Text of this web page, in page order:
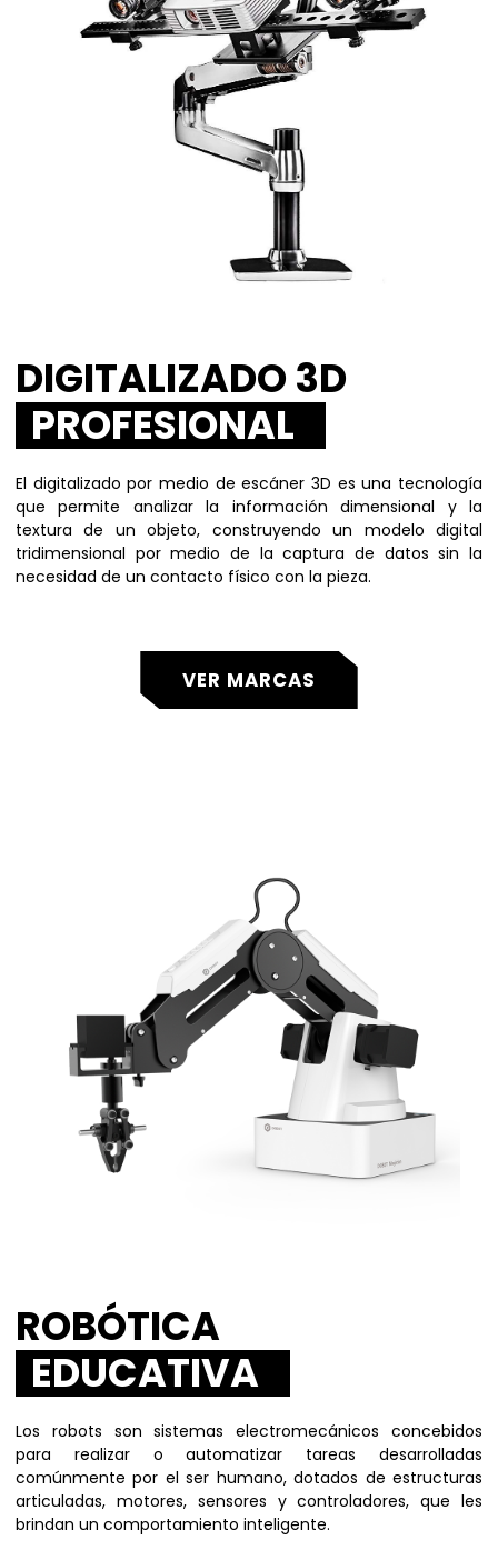
DIGITALIZADO 3D
PROFESIONAL
El digitalizado por medio de escáner 3D es una tecnología
que permite analizar la información dimensional y la
textura de un objeto, construyendo un modelo digital
tridimensional por medio de la captura de datos sin la
necesidad de un contacto físico con la pieza.
VER MARCAS
ROBÓTICA
EDUCATIVA
Los robots son sistemas electromecánicos concebidos
para realizar o automatizar tareas desarrolladas
comúnmente por el ser humano, dotados de estructuras
articuladas, motores, sensores y controladores, que les
brindan un comportamiento inteligente.